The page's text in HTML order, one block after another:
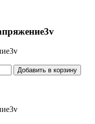
Добавить в корзину